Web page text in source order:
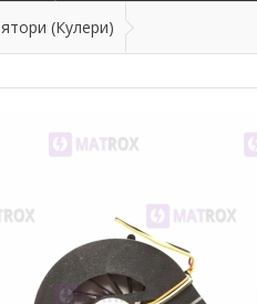
(Кулери)